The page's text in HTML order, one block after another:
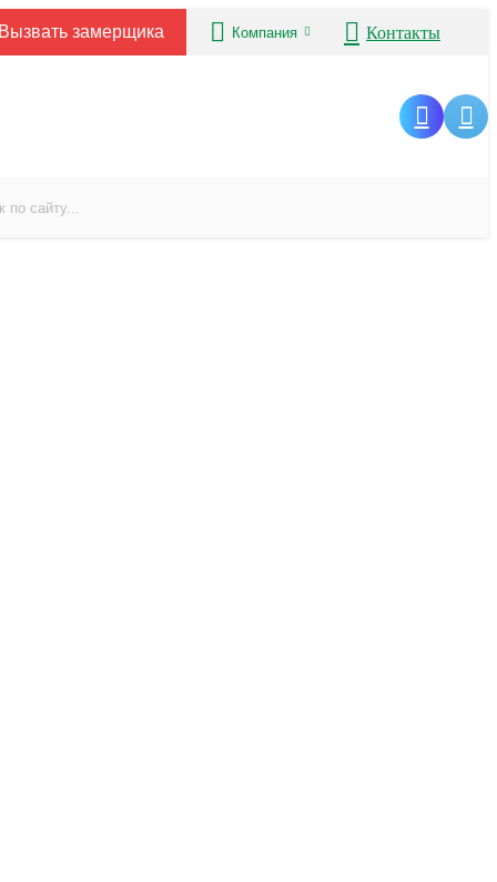
замерщика Компания Контакты